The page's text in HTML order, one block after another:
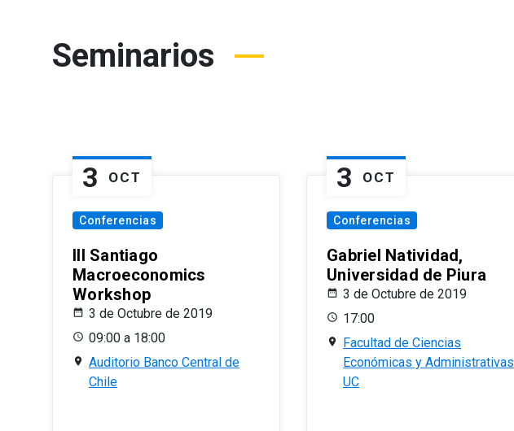
Seminarios
3 OCT
Conferencias
III Santiago
Macroeconomics
Workshop
3 de Octubre de 2019
09:00 a 18:00
Auditorio Banco Central de
Chile
3 OCT
Conferencias
Gabriel Natividad,
Universidad de Piura
3 de Octubre de 2019
17:00
Facultad de Ciencias
Económicas y Administrativas
UC